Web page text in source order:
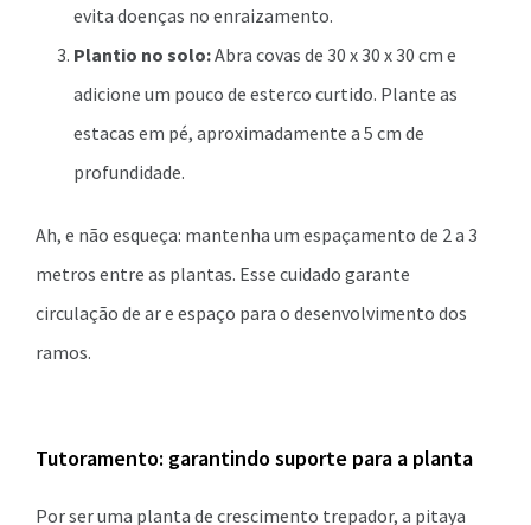
evita doenças no enraizamento.
Plantio no solo:Abra covas de 30 x 30 x 30 cm e
adicione um pouco de esterco curtido. Plante as
estacas em pé, aproximadamente a 5 cm de
profundidade.
Ah, e não esqueça: mantenha um espaçamento de 2 a 3
metros entre as plantas. Esse cuidado garante
circulação de ar e espaço para o desenvolvimento dos
ramos.
Tutoramento: garantindo suporte para a planta
Por ser uma planta de crescimento trepador, a pitaya